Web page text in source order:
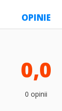
OPINIE
0,0
0 opinii